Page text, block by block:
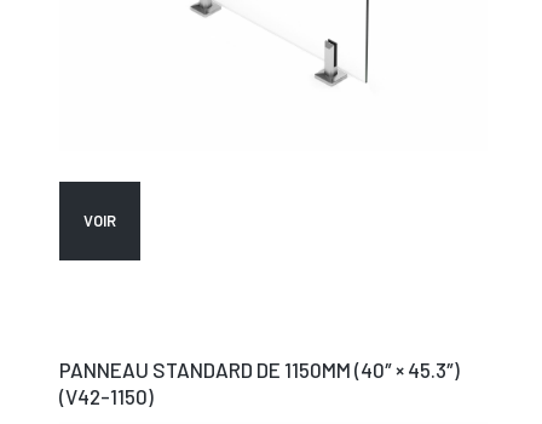
VOIR
PANNEAU STANDARD DE 1150MM (40″ × 45.3″)
(V42-1150)